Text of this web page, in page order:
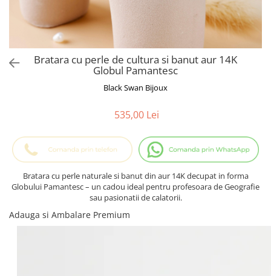
Cadouri pentru Absolvire
Cadou Educatoare / Invatatoare /
Profesoare
Cadouri Cupluri
Cercei din aur
Bijuterii Profesii
Bijuterii Pasiuni & Hobby
Bijuterii Tematice Sport
Bijuterii cu mesaj Motivational
Bijuterii personalizate cu poza
Bratara cu perle de cultura si banut aur 14K
Globul Pamantesc
Black Swan Bijoux
535,00 Lei
Bratara cu perle naturale si banut din aur 14K decupat in forma
Globului Pamantesc – un cadou ideal pentru profesoara de Geografie
sau pasionatii de calatorii.
Adauga si Ambalare Premium